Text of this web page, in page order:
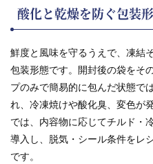
酸化と乾燥を防ぐ包装
鮮度と風味を守るうえで、凍結
包装形態です。開封後の袋をそ
プのみで簡易的に包んだ状態で
れ、冷凍焼けや酸化臭、変色が
では、内容物に応じてチルド・
導入し、脱気・シール条件をレ
です。